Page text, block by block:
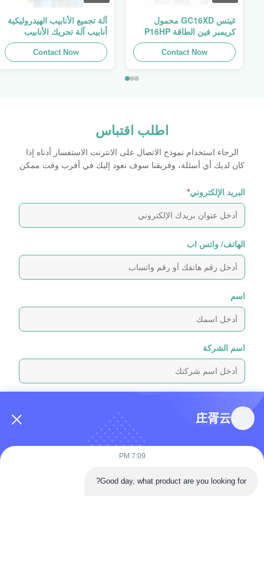
غيتس GC16XD محمول
كريمبر فين الطاقة P16HP
يدوي كابل هيدروليك كريمبر
للبيع
Contact Now
آلة تجميع الأنابيب الهيدروليكية
أنابيب آلة تحريك الأنابيب
أنابيب المطبخ فين السلطة
Swager
Contact Now
اطلب اقتباس
الرجاء استخدام نموذج الاتصال على الانترنت الاستفسار أدناه إذا
كان لديك أي أسئلة، وفريقنا سوف نعود إليك في أقرب وقت ممكن
البريد الإلكتروني*
الهاتف/ واتس اب
اسم
اسم الشركة
庄胥云
7:09 PM
Good day, what product are you looking for?